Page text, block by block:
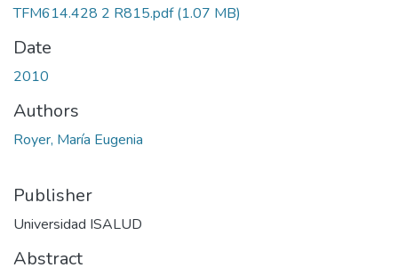
TFM614.428 2 R815.pdf(1.07 MB)
Date
2010
Authors
Royer, María Eugenia
Publisher
Universidad ISALUD
Abstract